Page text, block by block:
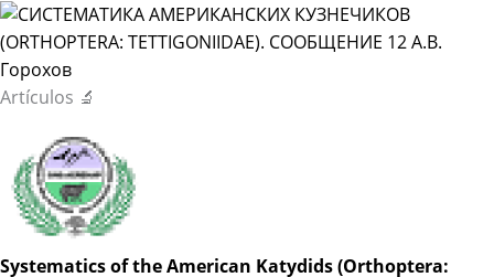
Artículos 🔬
Systematics of the American Katydids (Orthoptera: